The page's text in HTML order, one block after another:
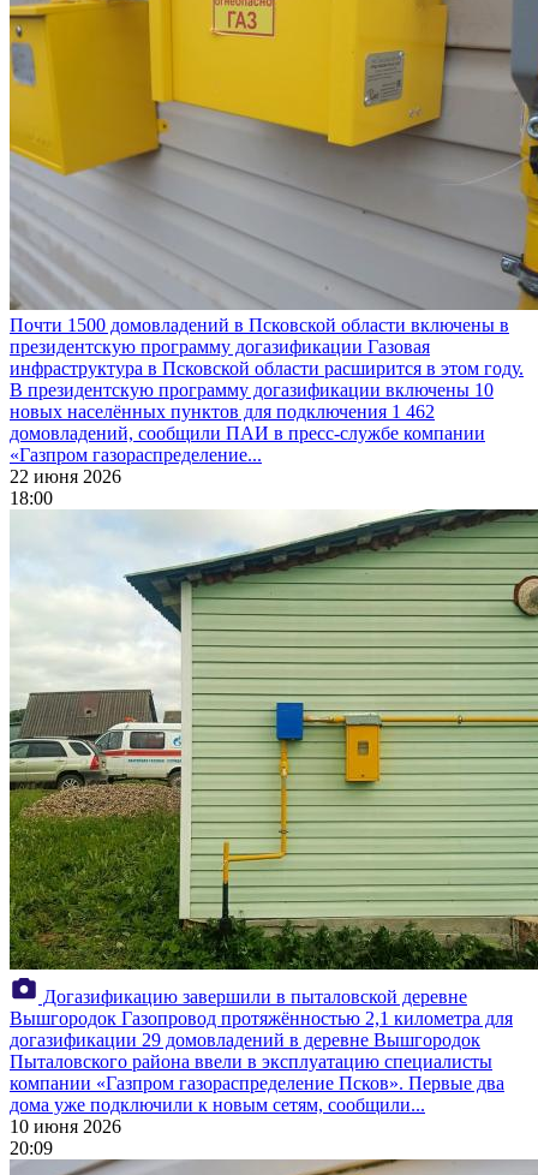
Почти 1500 домовладений в Псковской области включены в
президентскую программу догазификации Газовая
инфраструктура в Псковской области расширится в этом году.
В президентскую программу догазификации включены 10
новых населённых пунктов для подключения 1 462
домовладений, сообщили ПАИ в пресс-службе компании
«Газпром газораспределение...
22 июня 2026
18:00
Догазификацию завершили в пыталовской деревне
Вышгородок Газопровод протяжённостью 2,1 километра для
догазификации 29 домовладений в деревне Вышгородок
Пыталовского района ввели в эксплуатацию специалисты
компании «Газпром газораспределение Псков». Первые два
дома уже подключили к новым сетям, сообщили...
10 июня 2026
20:09